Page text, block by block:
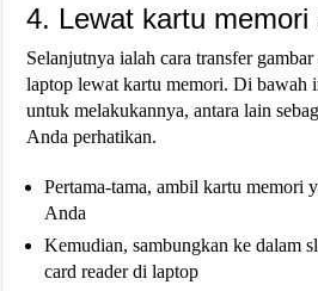
4. Lewat kartu
Selanjutnya ialah cara transfer
laptop lewat kartu memori. Di bawah
untuk melakukannya, antara lain
Anda perhatikan.
Pertama-tama, ambil kartu memori
Anda
Kemudian, sambungkan ke dalam
card reader di laptop